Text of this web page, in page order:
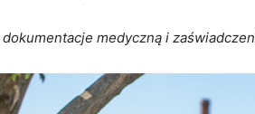
medyczną i